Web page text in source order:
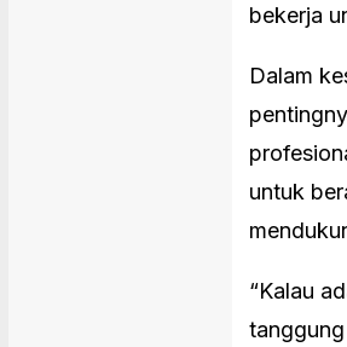
bekerja
Dalam
untuk
“Kalau